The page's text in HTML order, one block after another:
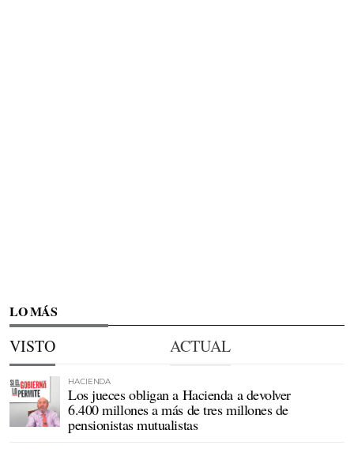
LO MÁS
VISTO ACTUAL
HACIENDA
Los jueces obligan a Hacienda a devolver
6.400 millones a más de tres millones de
pensionistas mutualistas